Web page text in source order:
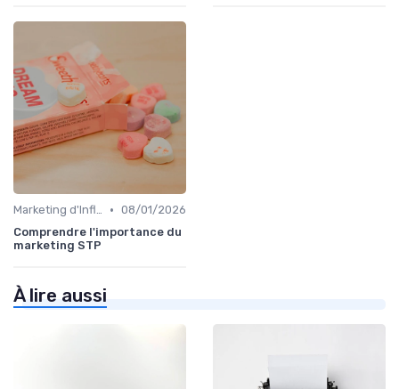
Marketing d'Influence • 08/01/2026
Comprendre l'importance du
marketing STP
À lire aussi